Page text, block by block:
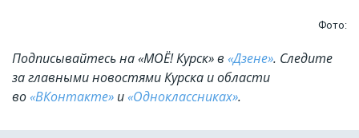
Фото:
Подписывайтесь на «МОЁ! Курск» в «Дзене». Cледите
за главными новостями Курска и области
во«ВКонтакте» и«Одноклассниках».